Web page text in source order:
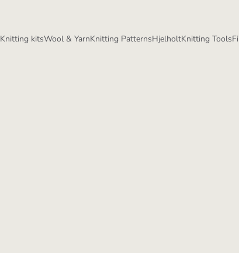
Knitting kitsWool & YarnKnitting PatternsHjelholtKnitting Tools